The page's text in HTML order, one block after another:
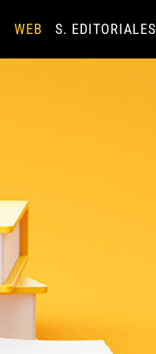
WEB S. EDITORIALES